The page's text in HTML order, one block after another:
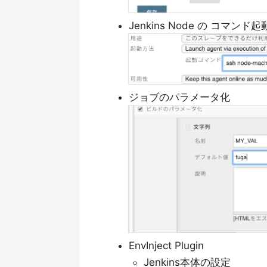
Jenkins Node の コマンド起
ジョブのパラメータ化
EnvInject Plugin
Jenkins本体の設定